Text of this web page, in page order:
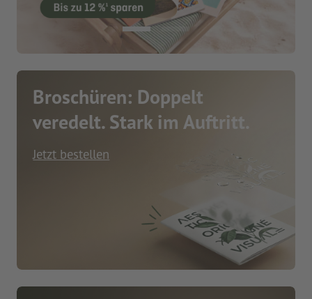
Broschüren: Doppelt
veredelt. Stark im Auftritt.
Jetzt bestellen